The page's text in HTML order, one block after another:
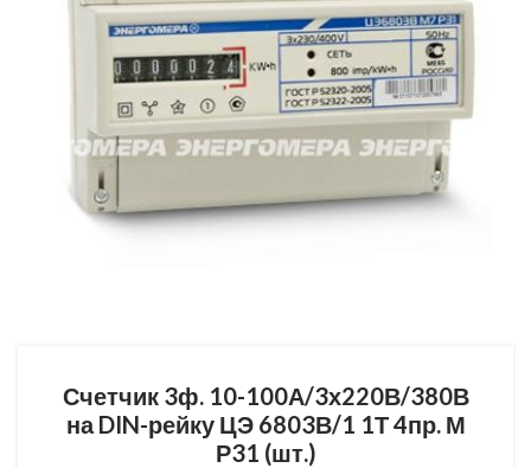
Счетчик 3ф. 10-100А/3х220В/380В
на DIN-рейку ЦЭ 6803В/1 1Т 4пр. М
Р31 (шт.)